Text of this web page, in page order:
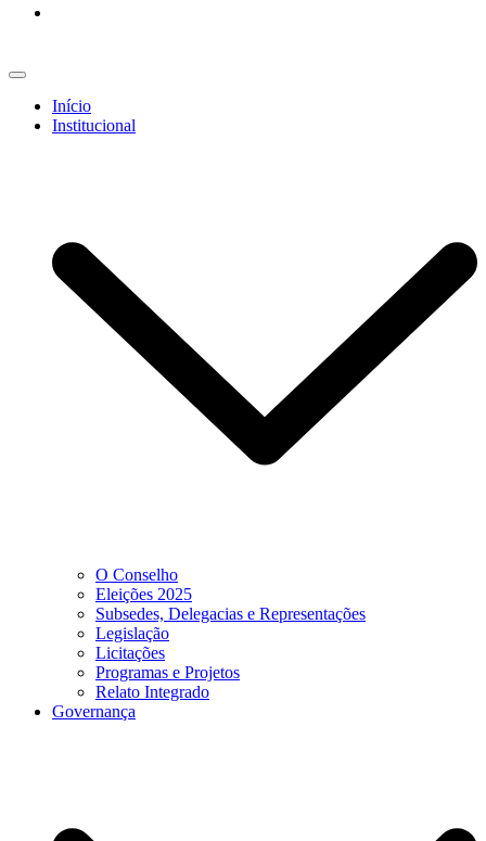
Início
Institucional
O Conselho
Eleições 2025
Subsedes, Delegacias e Representações
Legislação
Licitações
Programas e Projetos
Relato Integrado
Governança